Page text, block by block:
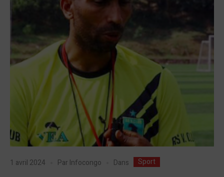
1 avril 2024 Par Infocongo Dans Sport